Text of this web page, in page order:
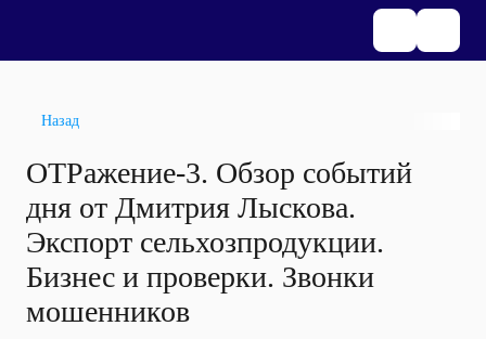
Назад
ОТРажение-3. Обзор событий
дня от Дмитрия Лыскова.
Экспорт сельхозпродукции.
Бизнес и проверки. Звонки
мошенников